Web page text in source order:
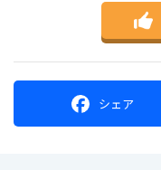
シェア